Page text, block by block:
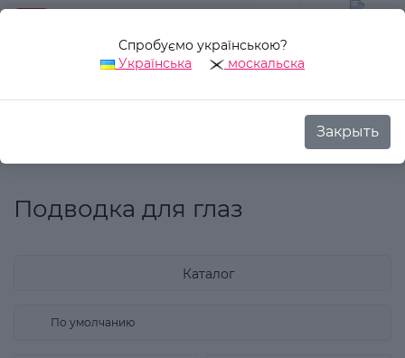
Декоративная косметика Для
Спробуємо українською?
Українська
москальска
Закрыть
Подводка для глаз
Каталог